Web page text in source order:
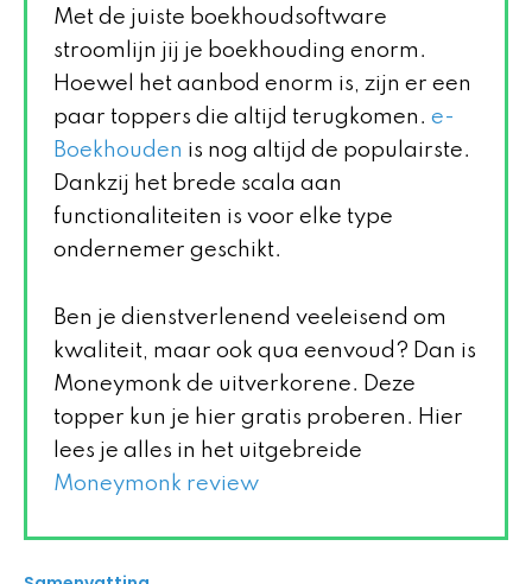
Met de juiste boekhoudsoftware
stroomlijn jij je boekhouding enorm.
Hoewel het aanbod enorm is, zijn er een
paar toppers die altijd terugkomen. e-
Boekhouden is nog altijd de populairste.
Dankzij het brede scala aan
functionaliteiten is voor elke type
ondernemer geschikt.
Ben je dienstverlenend veeleisend om
kwaliteit, maar ook qua eenvoud? Dan is
Moneymonk de uitverkorene. Deze
topper kun je hier gratis proberen. Hier
lees je alles in het uitgebreide
Moneymonk review